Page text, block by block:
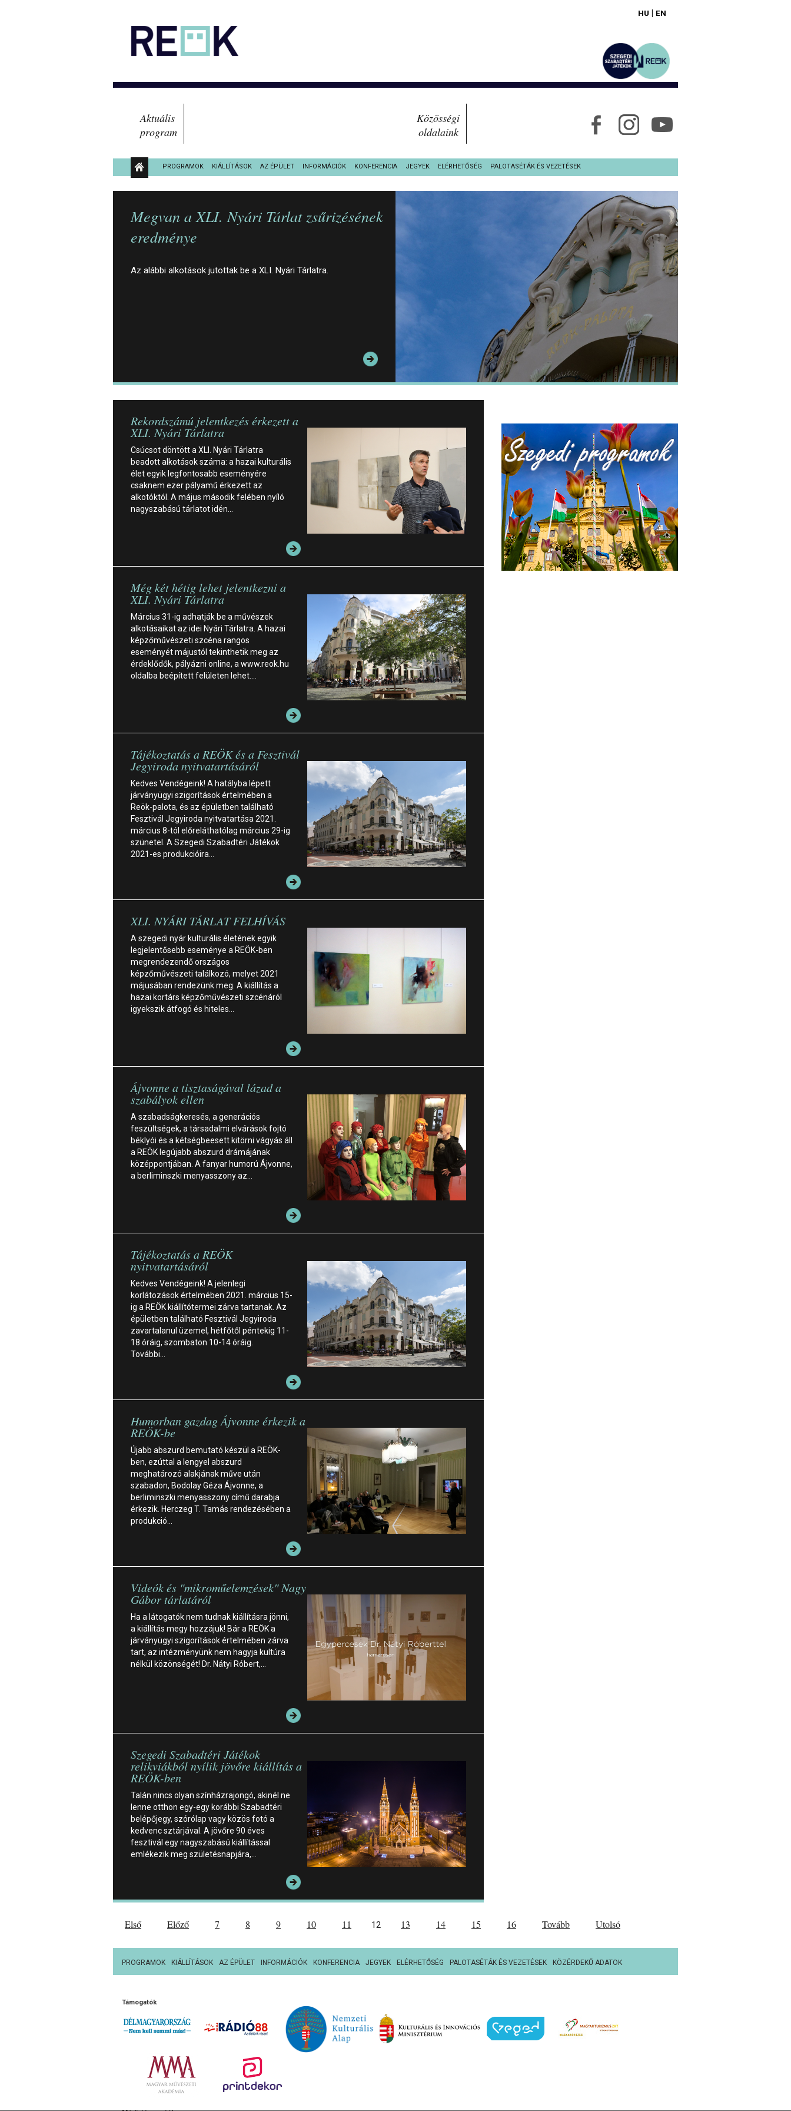
Aktuális
program
Közösségi
oldalaink
HU | EN
PROGRAMOK KIÁLLÍTÁSOK AZ ÉPÜLET INFORMÁCIÓK KONFERENCIA JEGYEK ELÉRHETŐSÉG PALOTASÉTÁK ÉS VEZETÉSEK
KÖZÉRDEKŰ ADATOK
Megvan a XLI. Nyári Tárlat zsűrizésének
eredménye
Az alábbi alkotások jutottak be a XLI. Nyári Tárlatra.
Rekordszámú jelentkezés érkezett a
XLI. Nyári Tárlatra
Csúcsot döntött a XLI. Nyári Tárlatra
beadott alkotások száma: a hazai kulturális
élet egyik legfontosabb eseményére
csaknem ezer pályamű érkezett az
alkotóktól. A május második felében nyíló
nagyszabású tárlatot idén…
Még két hétig lehet jelentkezni a
XLI. Nyári Tárlatra
Március 31-ig adhatják be a művészek
alkotásaikat az idei Nyári Tárlatra. A hazai
képzőművészeti szcéna rangos
eseményét májustól tekinthetik meg az
érdeklődők, pályázni online, a www.reok.hu
oldalba beépített felületen lehet.…
Tájékoztatás a REÖK és a Fesztivál
Jegyiroda nyitvatartásáról
Kedves Vendégeink! A hatályba lépett
járványügyi szigorítások értelmében a
Reök-palota, és az épületben található
Fesztivál Jegyiroda nyitvatartása 2021.
március 8-tól előreláthatólag március 29-ig
szünetel. A Szegedi Szabadtéri Játékok
2021-es produkcióira…
XLI. NYÁRI TÁRLAT FELHÍVÁS
A szegedi nyár kulturális életének egyik
legjelentősebb eseménye a REÖK-ben
megrendezendő országos
képzőművészeti találkozó, melyet 2021
májusában rendezünk meg. A kiállítás a
hazai kortárs képzőművészeti szcénáról
igyekszik átfogó és hiteles…
Ájvonne a tisztaságával lázad a
szabályok ellen
A szabadságkeresés, a generációs
feszültségek, a társadalmi elvárások fojtó
béklyói és a kétségbeesett kitörni vágyás áll
a REÖK legújabb abszurd drámájának
középpontjában. A fanyar humorú Ájvonne,
a berliminszki menyasszony az…
Tájékoztatás a REÖK
nyitvatartásáról
Kedves Vendégeink! A jelenlegi
korlátozások értelmében 2021. március 15-
ig a REÖK kiállítótermei zárva tartanak. Az
épületben található Fesztivál Jegyiroda
zavartalanul üzemel, hétfőtől péntekig 11-
18 óráig, szombaton 10-14 óráig.
További…
Humorban gazdag Ájvonne érkezik a
REÖK-be
Újabb abszurd bemutató készül a REÖK-
ben, ezúttal a lengyel abszurd
meghatározó alakjának műve után
szabadon, Bodolay Géza Ájvonne, a
berliminszki menyasszony című darabja
érkezik. Herczeg T. Tamás rendezésében a
produkció…
Videók és "mikroműelemzések" Nagy
Gábor tárlatáról
Ha a látogatók nem tudnak kiállításra jönni,
a kiállítás megy hozzájuk! Bár a REÖK a
járványügyi szigorítások értelmében zárva
tart, az intézményünk nem hagyja kultúra
nélkül közönségét! Dr. Nátyi Róbert,…
Szegedi Szabadtéri Játékok
relikviákból nyílik jövőre kiállítás a
REÖK-ben
Talán nincs olyan színházrajongó, akinél ne
lenne otthon egy-egy korábbi Szabadtéri
belépőjegy, szórólap vagy közös fotó a
kedvenc sztárjával. A jövőre 90 éves
fesztivál egy nagyszabású kiállítással
emlékezik meg születésnapjára,…
Első Előző 7 8 9 10 11 12 13 14 15 16 Tovább Utolsó
PROGRAMOK KIÁLLÍTÁSOK AZ ÉPÜLET INFORMÁCIÓK KONFERENCIA JEGYEK ELÉRHETŐSÉG PALOTASÉTÁK ÉS VEZETÉSEK KÖZÉRDEKŰ ADATOK
Támogatók